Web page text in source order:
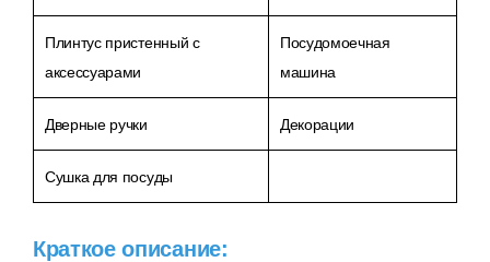
Плинтус пристенный с
аксессуарами
Посудомоечная
машина
Дверные ручки Декорации
Сушка для посуды
Краткое описание: